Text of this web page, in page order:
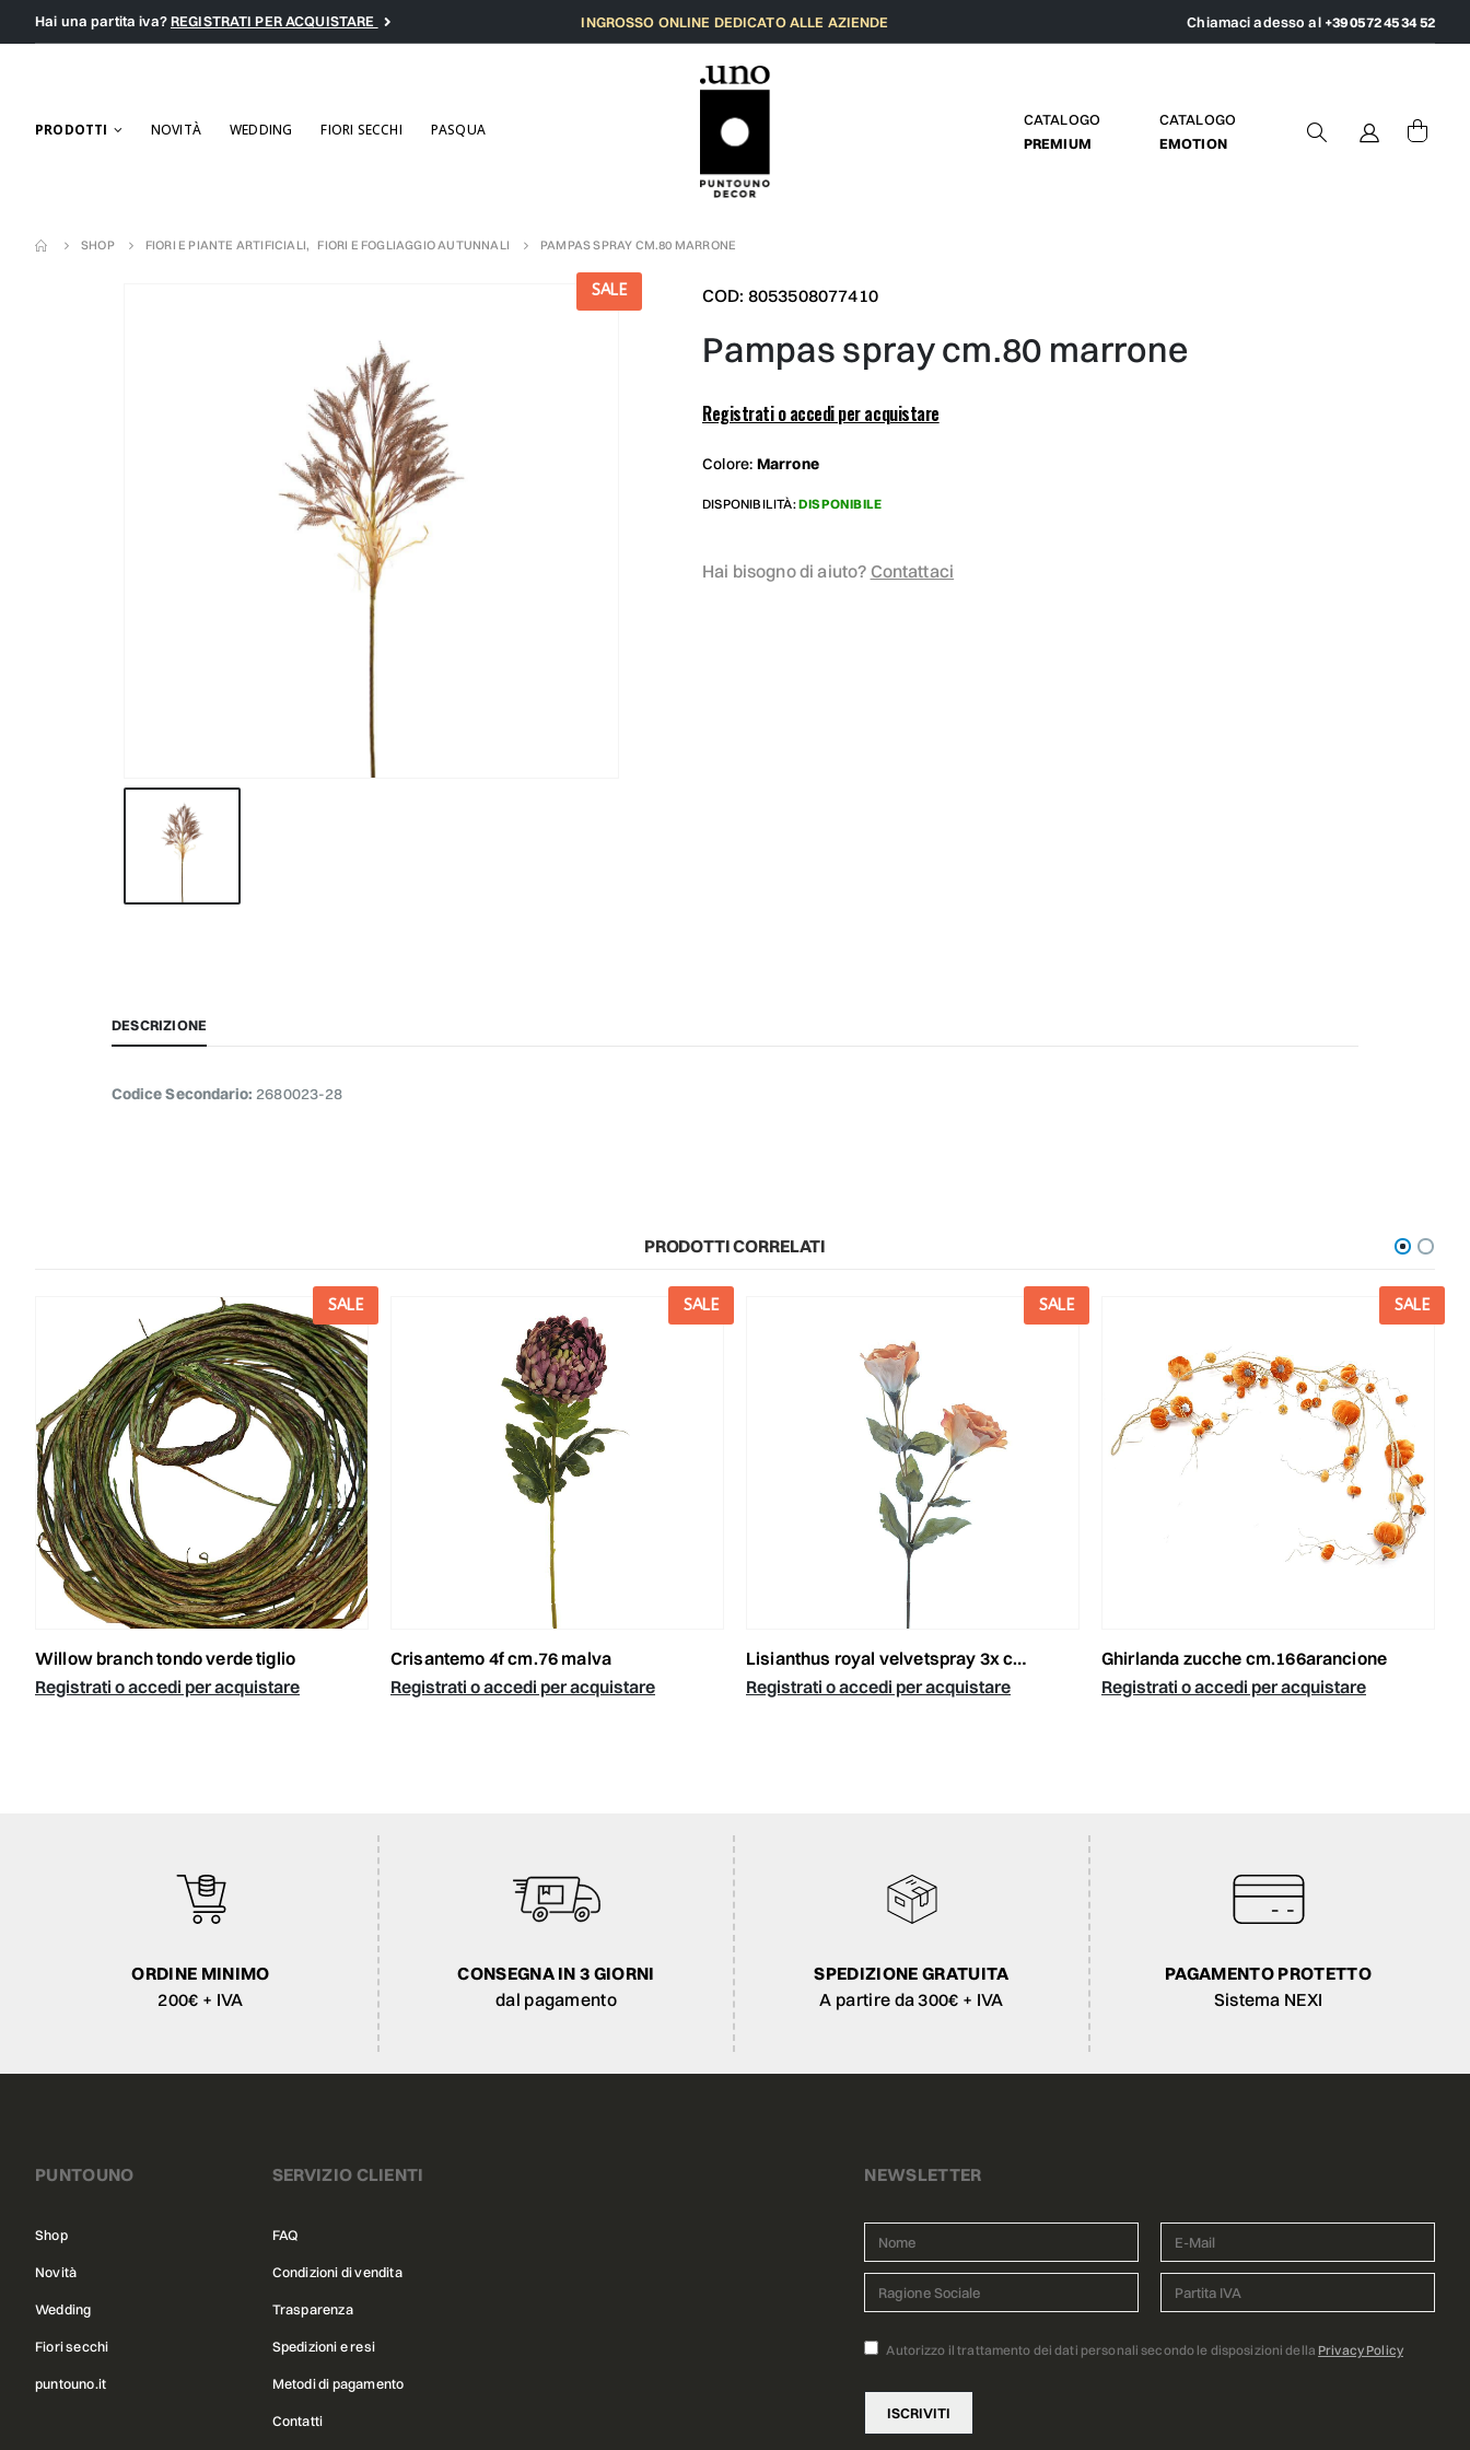
Hai una partita iva?REGISTRATI PER ACQUISTARE INGROSSO ONLINE DEDICATO ALLE AZIENDE Chiamaci adesso al +39 0572 45 34 52
PRODOTTI NOVITÀ WEDDING FIORI SECCHI PASQUA
CATALOGO
PREMIUM
CATALOGO
EMOTION
SHOP FIORI E PIANTE ARTIFICIALI, FIORI E FOGLIAGGIO AUTUNNALI PAMPAS SPRAY CM.80 MARRONE
SALE COD: 8053508077410
pampas spray cm.80 marrone
Registrati o accedi per acquistare
Colore: Marrone
DISPONIBILITÀ:DISPONIBILE
Hai bisogno di aiuto? Contattaci
DESCRIZIONE
Codice Secondario: 2680023-28
PRODOTTI CORRELATI
SALE
willow branch tondo verde tiglio
Registrati o accedi per acquistare
SALE
crisantemo 4f cm.76 malva
Registrati o accedi per acquistare
SALE
lisianthus royal velvetspray 3x cm.55 mostarda
Registrati o accedi per acquistare
SALE
ghirlanda zucche cm.166arancione
Registrati o accedi per acquistare
ORDINE MINIMO
200€ + IVA
CONSEGNA IN 3 GIORNI
dal pagamento
SPEDIZIONE GRATUITA
A partire da 300€ + IVA
PAGAMENTO PROTETTO
Sistema NEXI
PUNTOUNO
Shop
Novità
Wedding
Fiori secchi
puntouno.it
SERVIZIO CLIENTI
FAQ
Condizioni di vendita
Trasparenza
Spedizioni e resi
Metodi di pagamento
Contatti
NEWSLETTER
Autorizzo il trattamento dei dati personali secondo le disposizioni della Privacy Policy